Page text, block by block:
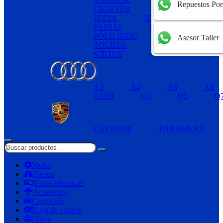
CRAFTER
GOL
GOLF
JETTA
JETTA MEXICANO
PASSAT
POLO
POLO INDU
TIGUAN
TOUREG
TRANSPORTER
VIRTUS
A3 A4 A6
A8
AUDI
Q3 Q5
CAYENNE PANAMERA
Motor
Frenos
Partes eléctricas
Accesorios
Carrocería
Caja de cambio
Filtros
Repuestos
Asesor Taller